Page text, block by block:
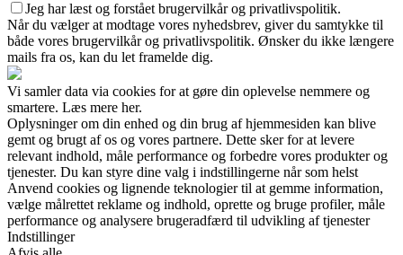
Jeg har læst og forstået brugervilkår og privatlivspolitik.
Når du vælger at modtage vores nyhedsbrev, giver du samtykke til
både vores brugervilkår og privatlivspolitik. Ønsker du ikke længere
mails fra os, kan du let framelde dig.
Vi samler data via cookies for at gøre din oplevelse nemmere og
smartere. Læs mere her.
Oplysninger om din enhed og din brug af hjemmesiden kan blive
gemt og brugt af os og vores partnere. Dette sker for at levere
relevant indhold, måle performance og forbedre vores produkter og
tjenester. Du kan styre dine valg i indstillingerne når som helst
Anvend cookies og lignende teknologier til at gemme information,
vælge målrettet reklame og indhold, oprette og bruge profiler, måle
performance og analysere brugeradfærd til udvikling af tjenester
Indstillinger